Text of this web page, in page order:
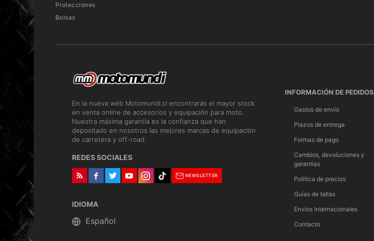
Protecciones
Bolsas
En la nueva web Motomundi.cl encontrarás el mayor stock
en venta online de accesorios y equipación para moto.
Nuestra máxima garantía es la confianza que han
depositado en nosotros las mejores marcas de equipación
de carretera y off-road.
REDES SOCIALES
NEWSLETTER
IDIOMA
INFORMACIÓN DE PEDIDOS
Gastos de envío
Plazos de entrega
Formas de pago
Cambios, devoluciones y
garantías
Política de precios
Guías de tallas
Envíos Internacionales
Contacto